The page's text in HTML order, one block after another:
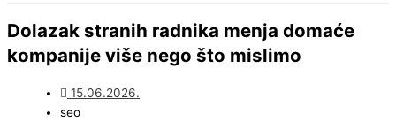
Dolazak stranih radnika menja domaće
kompanije više nego što mislimo
15.06.2026.
seo